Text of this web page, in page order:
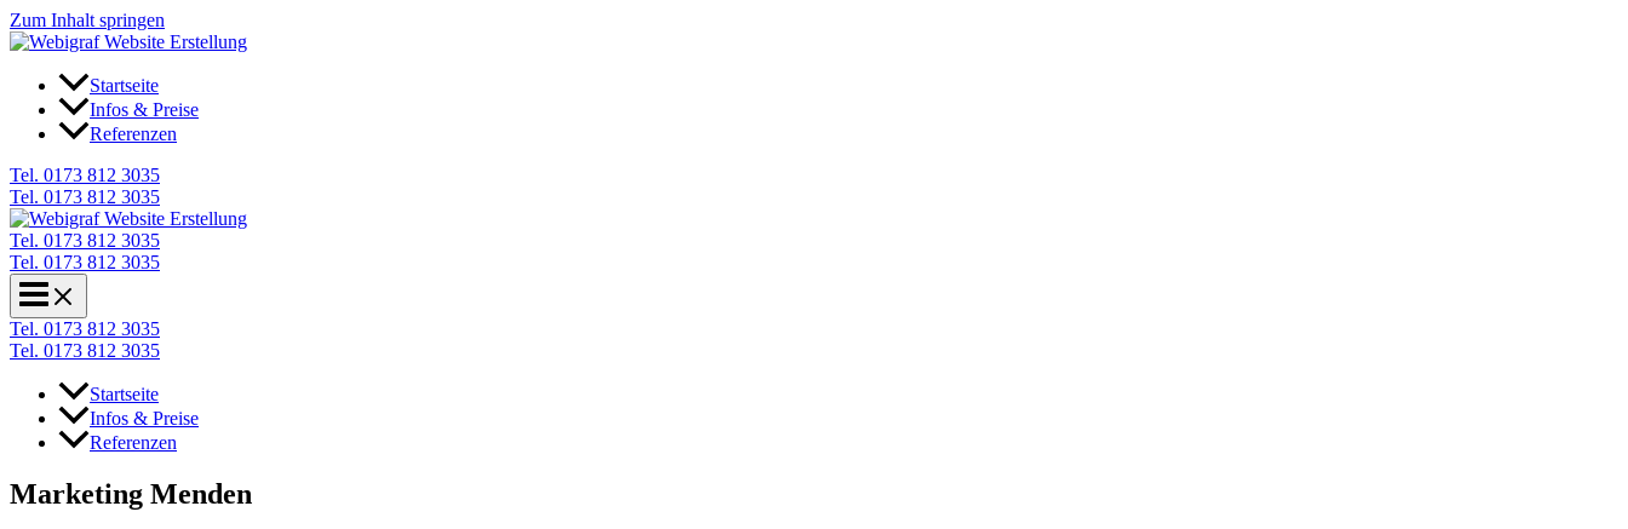
Zum Inhalt springen
Startseite
Infos & Preise
Referenzen
Tel. 0173 812 3035
Tel. 0173 812 3035
Tel. 0173 812 3035
Tel. 0173 812 3035
Tel. 0173 812 3035
Tel. 0173 812 3035
Startseite
Infos & Preise
Referenzen
Marketing Menden